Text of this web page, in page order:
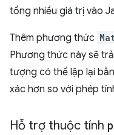
tổng nhiều giá trị vào
Thêm phương thức
Phương thức này sẽ
tượng có thể lặp lại
xác hơn so với phép
Hỗ trợ thuộc tính